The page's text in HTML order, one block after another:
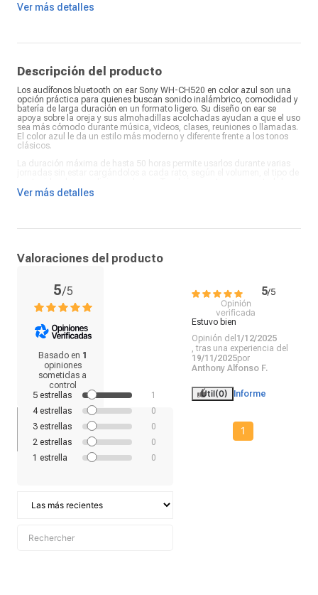
Controles:Música y llamadas
Tipo de conector:USB Tipo-C
Ver más detalles
Descripción del producto
Los audífonos bluetooth on ear Sony WH-CH520 en color azul son una
opción práctica para quienes buscan sonido inalámbrico, comodidad y
batería de larga duración en un formato ligero. Su diseño on ear se
apoya sobre la oreja y sus almohadillas acolchadas ayudan a que el uso
sea más cómodo durante música, videos, clases, reuniones o llamadas.
El color azul le da un estilo más moderno y diferente frente a los tonos
clásicos.
La duración máxima de hasta 50 horas permite usarlos durante varias
música y llamadas, útil para pausar canciones, cambiar de contenido o
acolchadas y controles prácticos en un solo equipo. Son una buena
alternativa para quienes priorizan batería, comodidad y una experiencia
Encuéntralos en Coolbox.pe sujeto a stock, precio vigente y condiciones
de compra publicadas en la web.
Ver más detalles
Valoraciones del producto
5/5
Basado en 1
opiniones
sometidas a
control
5 estrellas
1
4estrellas
0
3 estrellas
0
2 estrellas
0
1 estrella 0
5/5
Opinión
verificada
Estuvo bien
Opinión del 1/12/2025
, tras una experiencia del
19/11/2025por
Anthony Alfonso F.
Útil(0) Informe
1